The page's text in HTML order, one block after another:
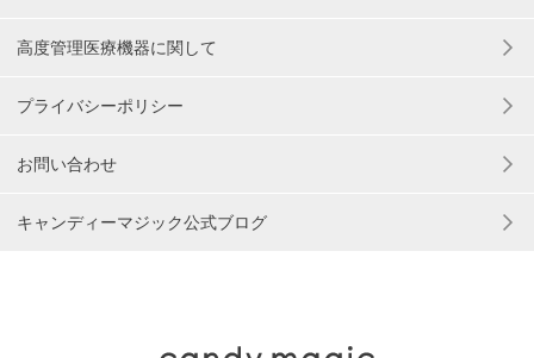
高度管理医療機器に関して
プライバシーポリシー
お問い合わせ
キャンディーマジック公式ブログ